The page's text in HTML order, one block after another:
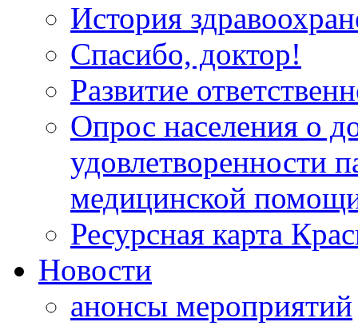
История
Спасибо, доктор!
Развитие
Опрос населения о
удовлетворенности
медицинской
Ресурсная карта
Новости
анонсы мероприятий